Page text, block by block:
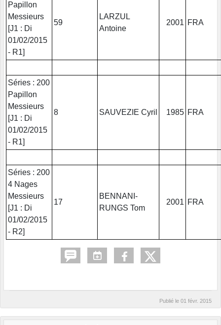
Papillon
Messieurs
[J1 : Di
01/02/2015
- R1]
59
LARZUL
Antoine
2001 FRA
Séries : 200
Papillon
Messieurs
[J1 : Di
01/02/2015
- R1]
8 SAUVEZIE Cyril 1985 FRA
Séries : 200
4 Nages
Messieurs
[J1 : Di
01/02/2015
- R2]
17
BENNANI-
RUNGS Tom
2001 FRA
Publié le 01 févr. 2015